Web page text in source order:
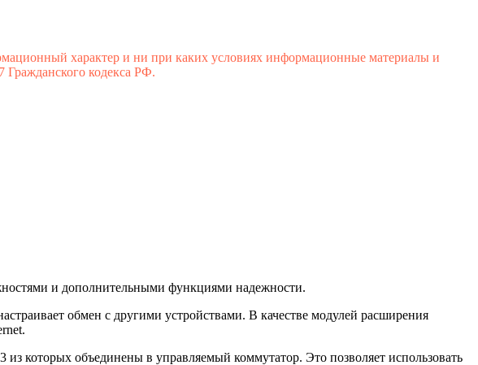
характер и ни при каких условиях информационные материалы и
кодекса РФ.
и дополнительными функциями надежности.
обмен с другими устройствами. В качестве модулей расширения
которых объединены в управляемый коммутатор. Это позволяет использовать